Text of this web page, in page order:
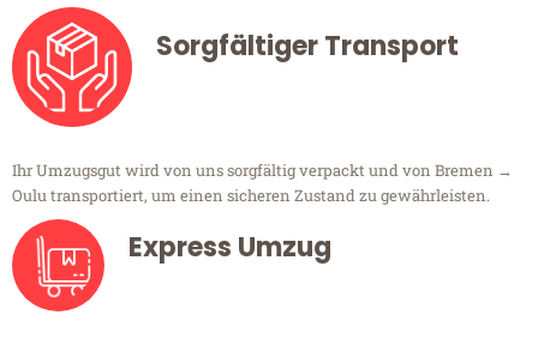
Sorgfältiger Transport
Ihr Umzugsgut wird von uns sorgfältig verpackt und von Bremen →
Oulu transportiert, um einen sicheren Zustand zu gewährleisten.
Express Umzug